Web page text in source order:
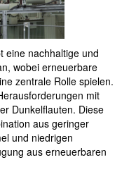
eine nachhaltige und
wobei erneuerbare
zentrale Rolle spielen.
mit
Dunkelflauten. Diese
aus geringer
und niedrigen
aus erneuerbaren